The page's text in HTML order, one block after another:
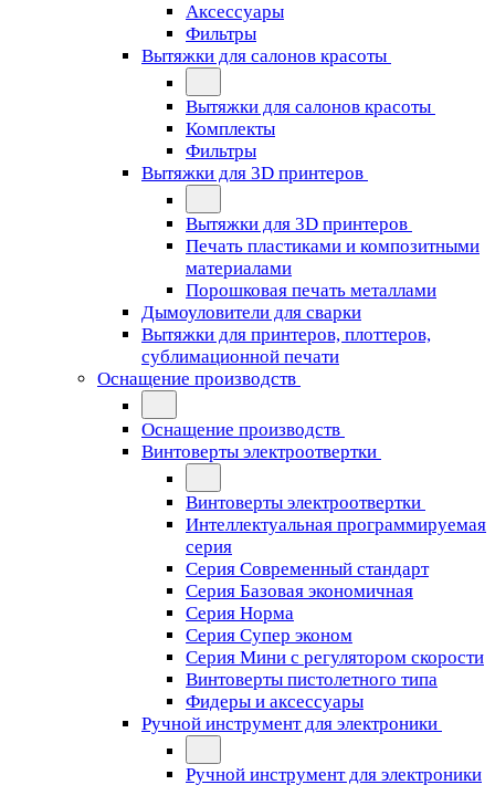
Аксессуары
Фильтры
Вытяжки для салонов красоты
Вытяжки для салонов красоты
Комплекты
Фильтры
Вытяжки для 3D принтеров
Вытяжки для 3D принтеров
Печать пластиками и композитными
материалами
Порошковая печать металлами
Дымоуловители для сварки
Вытяжки для принтеров, плоттеров,
сублимационной печати
Оснащение производств
Оснащение производств
Винтоверты электроотвертки
Винтоверты электроотвертки
Интеллектуальная программируемая
серия
Серия Современный стандарт
Серия Базовая экономичная
Серия Норма
Серия Cупер эконом
Серия Мини с регулятором скорости
Винтоверты пистолетного типа
Фидеры и аксессуары
Ручной инструмент для электроники
Ручной инструмент для электроники